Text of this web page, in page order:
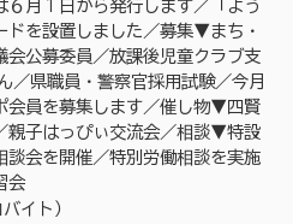
月１日から発行します／「よう
ドを設置しました／募集▼まち・
会公募委員／放課後児童クラブ支
／県職員・警察官採用試験／今月
会員を募集します／催し物▼四賢
親子はっぴぃ交流会／相談▼特設
談会を開催／特別労働相談を実施
会
イト）